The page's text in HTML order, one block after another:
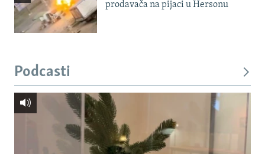
prodavača na pijaci u Hersonu
Podcasti